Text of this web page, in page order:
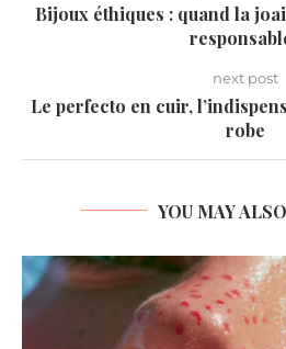
Bijoux éthiques : quand la
next post
Le perfecto en cuir,
robe
YOU MAY